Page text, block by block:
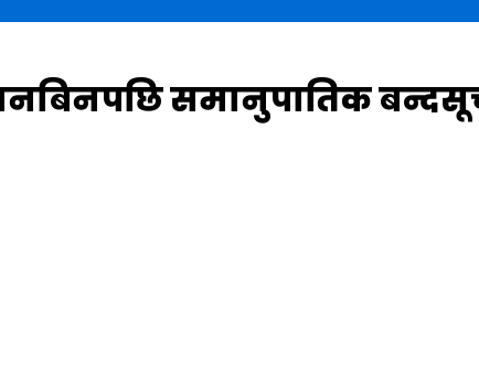
समानुपातिक